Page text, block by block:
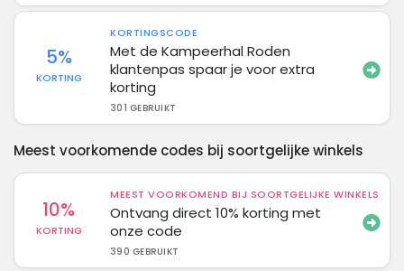
5%
KORTING
KORTINGSCODE
Met de Kampeerhal Roden
klantenpas spaar je voor extra
korting
301 GEBRUIKT
Meest voorkomende codes bij soortgelijke winkels
10%
KORTING
MEEST VOORKOMEND BIJ SOORTGELIJKE WINKELS
Ontvang direct 10% korting met
onze code
390 GEBRUIKT